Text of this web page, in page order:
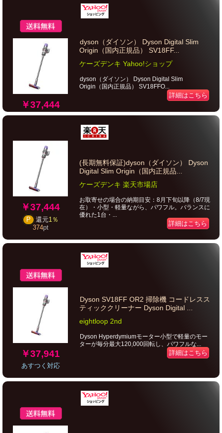
￥37,444
dyson（ダイソン） Dyson Digital Slim
Origin（国内正規品） SV18FF...
ケーズデンキ Yahoo!ショップ
dyson（ダイソン） Dyson Digital Slim
Origin（国内正規品） SV18FFO...
詳細はこちら
￥37,444
P 還元1％
374pt
(長期無料保証)dyson（ダイソン） Dyson
Digital Slim Origin（国内正規品...
ケーズデンキ 楽天市場店
お取寄せの場合の納期目安：8月下旬以降（8/7現
在）・小型・軽量ながら、パワフル。バランスに
優れた1台・...
詳細はこちら
￥37,941
あすつく対応
Dyson SV18FF OR2 掃除機 コードレスス
ティッククリーナー Dyson Digital ...
eightloop 2nd
Dyson Hyperdymiumモーター小型で軽量のモー
ターが毎分最大120,000回転し、パワフルな...
詳細はこちら